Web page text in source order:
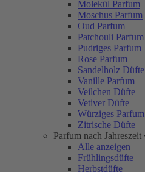
Molekül Parfum
Moschus Parfum
Oud Parfum
Patchouli Parfum
Pudriges Parfum
Rose Parfum
Sandelholz Düfte
Vanille Parfum
Veilchen Düfte
Vetiver Düfte
Würziges Parfum
Zitrische Düfte
Parfum nach Jahreszeit
Alle anzeigen
Frühlingsdüfte
Herbstdüfte